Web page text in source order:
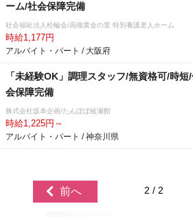
ーム/社会保障完備
社会福祉法人松輪会/高槻黄金の里 特別養護老人ホーム
時給1,177円
アルバイト・パート / 大阪府
「未経験OK」調理スタッフ/無資格可/時
会保障完備
株式会社坂本企画/たんぽぽ綾瀬館
時給1,225円～
アルバイト・パート / 神奈川県
前へ 2 / 2